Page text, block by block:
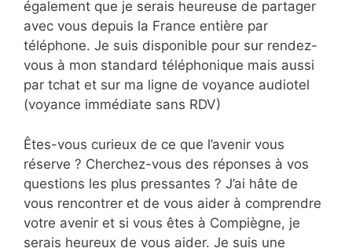
également que je serais heureuse de partager
avec vous depuis la France entière par
téléphone. Je suis disponible pour sur rendez-
vous à mon standard téléphonique mais aussi
par tchat et sur ma ligne de voyance audiotel
(voyance immédiate sans RDV)
Êtes-vous curieux de ce que l’avenir vous
réserve ? Cherchez-vous des réponses à vos
questions les plus pressantes ? J’ai hâte de
vous rencontrer et de vous aider à comprendre
votre avenir et si vous êtes à Compiègne, je
serais heureux de vous aider. Je suis une